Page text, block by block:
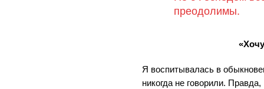
преодолимы.
Я воспитывалась в
никогда не говорили.